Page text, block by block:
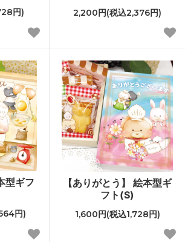
円) 2,200円(税込2,376円)
型ギフ
円)
【ありがとう】 絵本型ギ
フト(S)
1,600円(税込1,728円)